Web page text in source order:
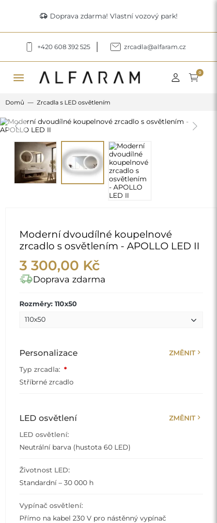
delivery_truck_speed Doprava zdarma! Vlastní vozový park!
+420 608 392 525 zrcadla@alfaram.cz
menu 0
Domů Zrcadla s LED osvětlením
Previous Next
Moderní dvoudílné koupelnové
zrcadlo s osvětlením - APOLLO LED II
3 300,00 Kč
delivery_truck_speedDoprava zdarma
Rozměry: 110x50
Personalizace ZMĚNITchevron_right
Typ zrcadla: *
Stříbrné zrcadlo
LED osvětlení ZMĚNITchevron_right
LED osvětlení:
Neutrální barva (hustota 60 LED)
Životnost LED:
Standardní – 30 000 h
Vypínač osvětlení:
Přímo na kabel 230 V pro nástěnný vypínač